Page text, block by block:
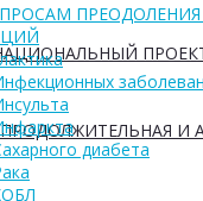
И
диабета